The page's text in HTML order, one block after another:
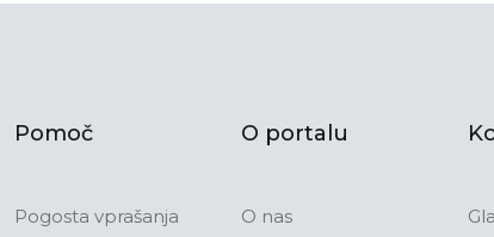
Pomoč
Pogosta vprašanja
O portalu
O nas